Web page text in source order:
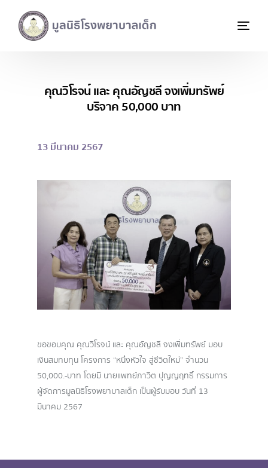
คุณวิโรจน์ และ คุณอัญชลี จงเพิ่มทรัพย์
บริจาค 50,000 บาท
13 มีนาคม 2567
ขอขอบคุณ คุณวิโรจน์ และ คุณอัญชลี จงเพิ่มทรัพย์ มอบ
เงินสมทบทุน โครงการ “หนึ่งหัวใจ สู่ชีวิตใหม่” จำนวน
50,000.-บาท โดยมี นายแพทย์ภาวิต ปุญญฤทธิ์ กรรมการ
ผู้จัดการมูลนิธิโรงพยาบาลเด็ก เป็นผู้รับมอบ วันที่ 13
มีนาคม 2567